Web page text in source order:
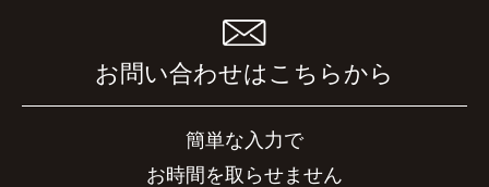
お問い合わせはこちらから
簡単な入力で
お時間を取らせません